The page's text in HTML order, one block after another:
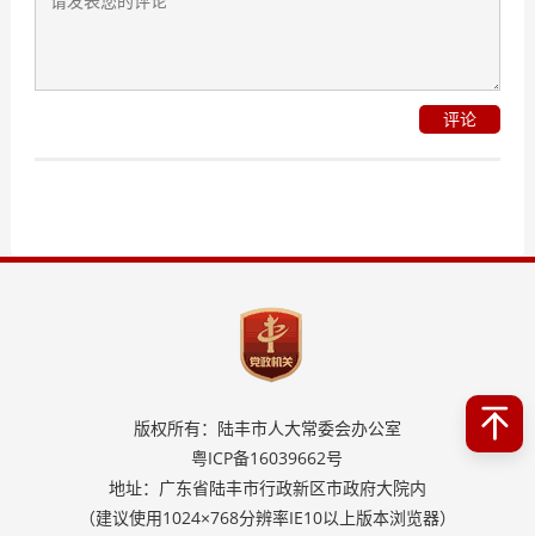
评论
版权所有：陆丰市人大常委会办公室
粤ICP备16039662号
地址：广东省陆丰市行政新区市政府大院内
（建议使用1024×768分辨率IE10以上版本浏览器）